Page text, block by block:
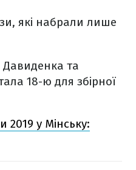
які набрали лише
Давиденка та
18-ю для збірної
2019 у Мінську: